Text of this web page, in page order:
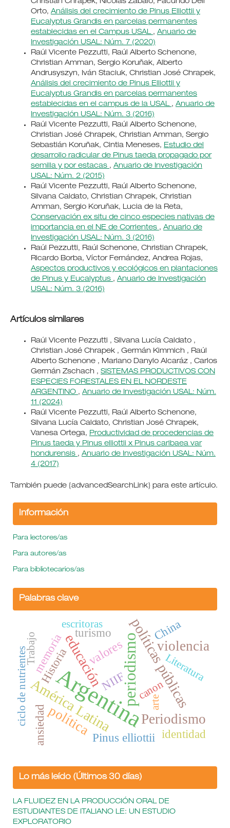
Orto, Análisis del crecimiento de Pinus Elliottii y
Eucalyptus Grandis en parcelas permanentes
establecidas en el Campus USAL , Anuario de
Investigación USAL: Núm. 7 (2020)
Raúl Vicente Pezzutti, Raúl Alberto Schenone,
Christian Amman, Sergio Koruñak, Alberto
Andrusyszyn, Iván Staciuk, Christian José Chrapek,
Análisis del crecimiento de Pinus Elliottii y
Eucalyptus Grandis en parcelas permanentes
establecidas en el campus de la USAL , Anuario de
Investigación USAL: Núm. 3 (2016)
Raúl Vicente Pezzutti, Raúl Alberto Schenone,
Christian José Chrapek, Christian Amman, Sergio
Sebastián Koruñak, Cintia Meneses, Estudio del
desarrollo radicular de Pinus taeda propagado por
semilla y por estacas , Anuario de Investigación
USAL: Núm. 2 (2015)
Raúl Vicente Pezzutti, Raúl Alberto Schenone,
Silvana Caldato, Christian Chrapek, Christian
Amman, Sergio Koruñak, Lucia de la Reta,
Conservación ex situ de cinco especies nativas de
importancia en el NE de Corrientes , Anuario de
Investigación USAL: Núm. 3 (2016)
Raúl Pezzutti, Raúl Schenone, Christian Chrapek,
Ricardo Borba, Víctor Fernández, Andrea Rojas,
Aspectos productivos y ecológicos en plantaciones
de Pinus y Eucalyptus , Anuario de Investigación
USAL: Núm. 3 (2016)
Artículos similares
Raúl Vicente Pezzutti , Silvana Lucía Caldato ,
Christian José Chrapek , Germán Kimmich , Raúl
Alberto Schenone , Mariano Danylo Alcaráz , Carlos
Germán Zschach , SISTEMAS PRODUCTIVOS CON
ESPECIES FORESTALES EN EL NORDESTE
ARGENTINO , Anuario de Investigación USAL: Núm.
11 (2024)
Raúl Vicente Pezzutti, Raúl Alberto Schenone,
Silvana Lucía Caldato, Christian José Chrapek,
Vanesa Ortega, Productividad de procedencias de
Pinus taeda y Pinus elliottii x Pinus caribaea var
hondurensis , Anuario de Investigación USAL: Núm.
4 (2017)
También puede {advancedSearchLink} para este artículo.
Información
Para lectores/as
Para autores/as
Para bibliotecarios/as
Palabras clave
Argentina
periodismo
educación políticas públicas
América Latina Periodismo
política
violencia
valores
China
ansiedad
Historia
Pinus elliottii
memoria turismo
identidad
NIIF Literatura
ciclo de nutrientes canon
escritoras
Trabajo
arte
Lo más leído (Últimos 30 días)
LA FLUIDEZ EN LA PRODUCCIÓN ORAL DE
ESTUDIANTES DE ITALIANO LE: UN ESTUDIO
EXPLORATORIO